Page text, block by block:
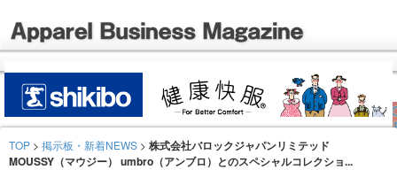
TOP > 掲示板・新着NEWS > 株式会社バロックジャパンリミテッド
MOUSSY（マウジー） umbro（アンブロ）とのスペシャルコレクショ...